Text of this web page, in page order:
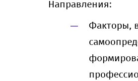
Направления:
Факторы,